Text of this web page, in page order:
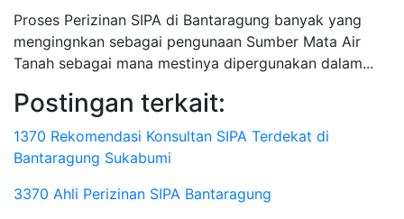
Proses Perizinan SIPA di Bantaragung banyak yang
mengingnkan sebagai pengunaan Sumber Mata Air
Tanah sebagai mana mestinya dipergunakan dalam...
Postingan terkait:
1370 Rekomendasi Konsultan SIPA Terdekat di
Bantaragung Sukabumi
3370 Ahli Perizinan SIPA Bantaragung